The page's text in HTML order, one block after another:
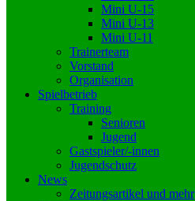
Mini U-15
Mini U-13
Mini U-11
Trainerteam
Vorstand
Organisation
Spielbetrieb
Training
Senioren
Jugend
Gastspieler/-innen
Jugendschutz
News
Zeitungsartikel und mehr